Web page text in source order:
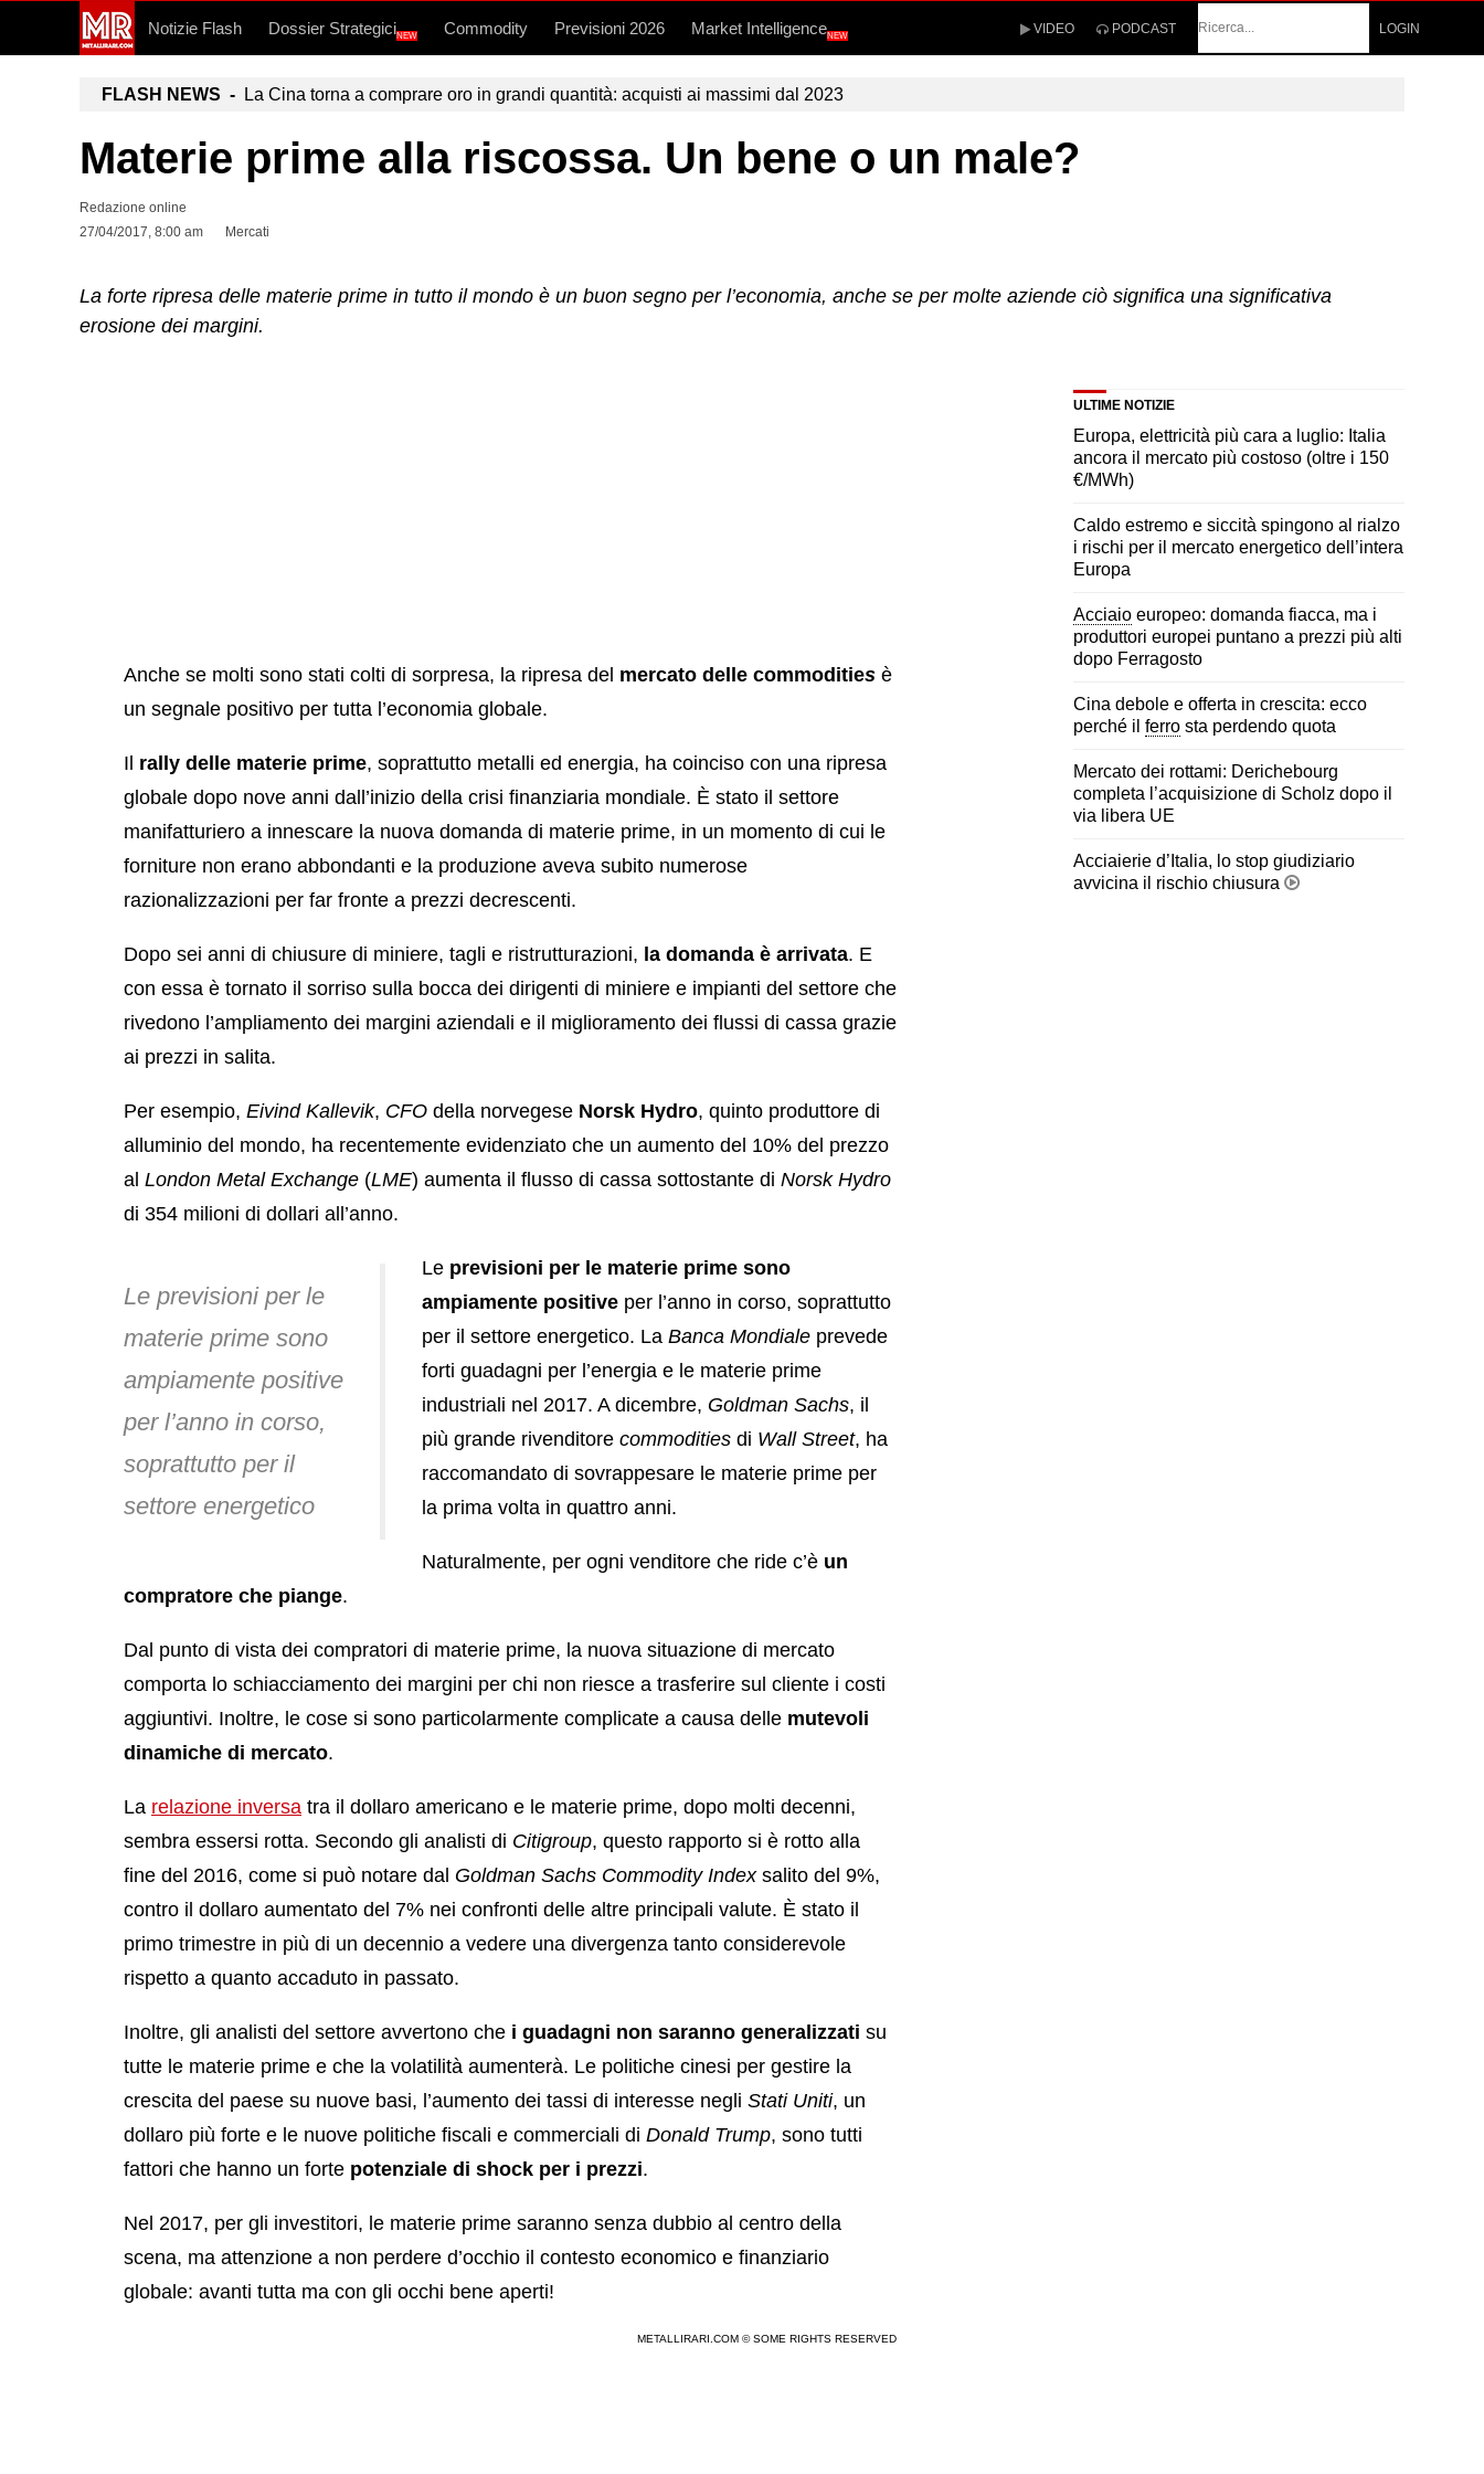
Notizie Flash Dossier StrategiciNEW Commodity Previsioni 2026 Market IntelligenceNEW VIDEO PODCAST
LOGIN
FLASH NEWS - La Cina torna a comprare oro in grandi quantità: acquisti ai massimi dal 2023
Materie prime alla riscossa. Un bene o un male?
Redazione online
27/04/2017, 8:00 am
Mercati
La forte ripresa delle materie prime in tutto il mondo è un buon segno per l’economia, anche se per molte aziende ciò significa una significativa
erosione dei margini.
Anche se molti sono stati colti di sorpresa, la ripresa del mercato delle commodities è
un segnale positivo per tutta l’economia globale.
Il rally delle materie prime, soprattutto metalli ed energia, ha coinciso con una ripresa
globale dopo nove anni dall’inizio della crisi finanziaria mondiale. È stato il settore
manifatturiero a innescare la nuova domanda di materie prime, in un momento di cui le
forniture non erano abbondanti e la produzione aveva subito numerose
razionalizzazioni per far fronte a prezzi decrescenti.
Dopo sei anni di chiusure di miniere, tagli e ristrutturazioni, la domanda è arrivata. E
con essa è tornato il sorriso sulla bocca dei dirigenti di miniere e impianti del settore che
rivedono l’ampliamento dei margini aziendali e il miglioramento dei flussi di cassa grazie
ai prezzi in salita.
Per esempio, Eivind Kallevik, CFO della norvegese Norsk Hydro, quinto produttore di
alluminio del mondo, ha recentemente evidenziato che un aumento del 10% del prezzo
al London Metal Exchange (LME) aumenta il flusso di cassa sottostante di Norsk Hydro
di 354 milioni di dollari all’anno.
Le previsioni per le
materie prime sono
ampiamente positive
per l’anno in corso,
soprattutto per il
settore energetico
Le previsioni per le materie prime sono
ampiamente positive per l’anno in corso, soprattutto
per il settore energetico. La Banca Mondiale prevede
forti guadagni per l’energia e le materie prime
industriali nel 2017. A dicembre, Goldman Sachs, il
più grande rivenditore commodities di Wall Street, ha
raccomandato di sovrappesare le materie prime per
la prima volta in quattro anni.
Naturalmente, per ogni venditore che ride c’è un
compratore che piange.
Dal punto di vista dei compratori di materie prime, la nuova situazione di mercato
comporta lo schiacciamento dei margini per chi non riesce a trasferire sul cliente i costi
aggiuntivi. Inoltre, le cose si sono particolarmente complicate a causa delle mutevoli
dinamiche di mercato.
La relazione inversa tra il dollaro americano e le materie prime, dopo molti decenni,
sembra essersi rotta. Secondo gli analisti di Citigroup, questo rapporto si è rotto alla
fine del 2016, come si può notare dal Goldman Sachs Commodity Indexsalito del 9%,
contro il dollaro aumentato del 7% nei confronti delle altre principali valute. È stato il
primo trimestre in più di un decennio a vedere una divergenza tanto considerevole
rispetto a quanto accaduto in passato.
Inoltre, gli analisti del settore avvertono che i guadagni non saranno generalizzati su
tutte le materie prime e che la volatilità aumenterà. Le politiche cinesi per gestire la
crescita del paese su nuove basi, l’aumento dei tassi di interesse negli Stati Uniti, un
dollaro più forte e le nuove politiche fiscali e commerciali di Donald Trump, sono tutti
fattori che hanno un forte potenziale di shock per i prezzi.
Nel 2017, per gli investitori, le materie prime saranno senza dubbio al centro della
scena, ma attenzione a non perdere d’occhio il contesto economico e finanziario
globale: avanti tutta ma con gli occhi bene aperti!
METALLIRARI.COM © SOME RIGHTS RESERVED
ULTIME NOTIZIE
Europa, elettricità più cara a luglio: Italia
ancora il mercato più costoso (oltre i 150
€/MWh)
Caldo estremo e siccità spingono al rialzo
i rischi per il mercato energetico dell’intera
Europa
Acciaio europeo: domanda fiacca, ma i
produttori europei puntano a prezzi più alti
dopo Ferragosto
Cina debole e offerta in crescita: ecco
perché il ferro sta perdendo quota
Mercato dei rottami: Derichebourg
completa l’acquisizione di Scholz dopo il
via libera UE
Acciaierie d’Italia, lo stop giudiziario
avvicina il rischio chiusura